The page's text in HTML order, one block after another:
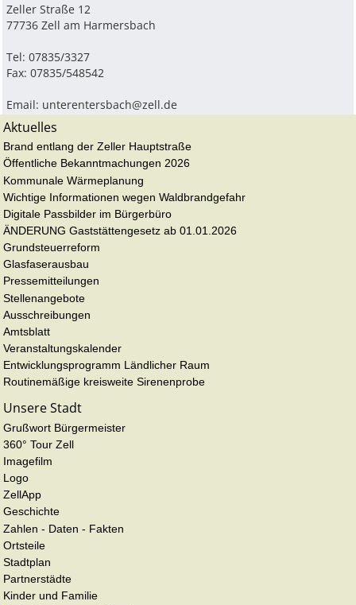
Zeller Straße 12
77736 Zell am Harmersbach
Tel: 07835/3327
Fax: 07835/548542
Email: unterentersbach@zell.de
Aktuelles
Brand entlang der Zeller Hauptstraße
Öffentliche Bekanntmachungen 2026
Kommunale Wärmeplanung
Wichtige Informationen wegen Waldbrandgefahr
Digitale Passbilder im Bürgerbüro
ÄNDERUNG Gaststättengesetz ab 01.01.2026
Grundsteuerreform
Glasfaserausbau
Pressemitteilungen
Stellenangebote
Ausschreibungen
Amtsblatt
Veranstaltungskalender
Entwicklungsprogramm Ländlicher Raum
Routinemäßige kreisweite Sirenenprobe
Unsere Stadt
Grußwort Bürgermeister
360° Tour Zell
Imagefilm
Logo
ZellApp
Geschichte
Zahlen - Daten - Fakten
Ortsteile
Stadtplan
Partnerstädte
Kinder und Familie